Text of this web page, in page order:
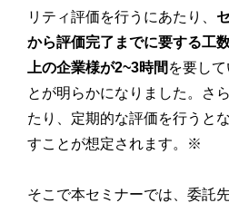
リティ評価を行うにあたり、
から評価完了までに要する工
上の企業様が2~3時間 を要し
とが明らかになりました。さ
たり、定期的な評価を行うと
すことが想定されます。※
そこで本セミナーでは、委託